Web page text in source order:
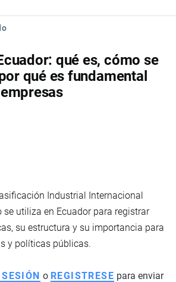
qué es, cómo se
qué es fundamental
Industrial Internacional
se utiliza en Ecuador para registrar
su estructura y su importancia para
y políticas públicas.
o REGISTRESE para enviar